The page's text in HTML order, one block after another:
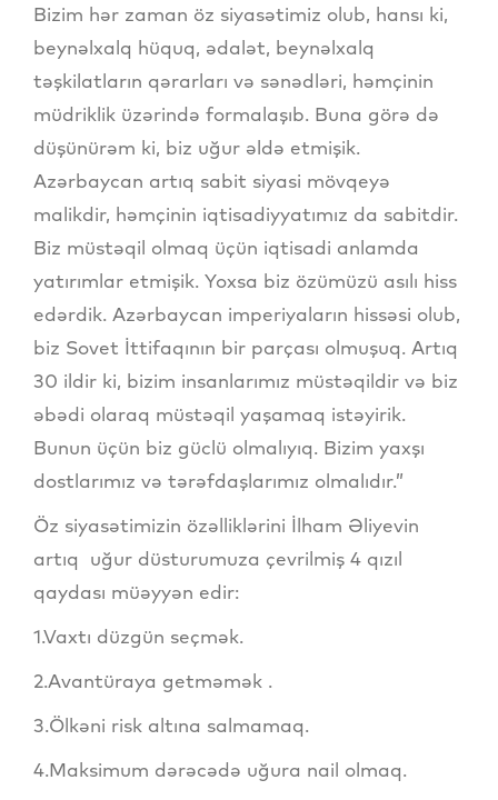
Bizim hər zaman öz siyasətimiz olub, hansı ki,
beynəlxalq hüquq, ədalət, beynəlxalq
təşkilatların qərarları və sənədləri, həmçinin
müdriklik üzərində formalaşıb. Buna görə də
düşünürəm ki, biz uğur əldə etmişik.
Azərbaycan artıq sabit siyasi mövqeyə
malikdir, həmçinin iqtisadiyyatımız da sabitdir.
Biz müstəqil olmaq üçün iqtisadi anlamda
yatırımlar etmişik. Yoxsa biz özümüzü asılı hiss
edərdik. Azərbaycan imperiyaların hissəsi olub,
biz Sovet İttifaqının bir parçası olmuşuq. Artıq
30 ildir ki, bizim insanlarımız müstəqildir və biz
əbədi olaraq müstəqil yaşamaq istəyirik.
Bunun üçün biz güclü olmalıyıq. Bizim yaxşı
dostlarımız və tərəfdaşlarımız olmalıdır.”
Öz siyasətimizin özəlliklərini İlham Əliyevin
artıq uğur düsturumuza çevrilmiş 4 qızıl
qaydası müəyyən edir:
1.Vaxtı düzgün seçmək.
2.Avantüraya getməmək .
3.Ölkəni risk altına salmamaq.
4.Maksimum dərəcədə uğura nail olmaq.